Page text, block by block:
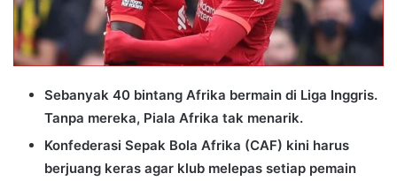
Sebanyak 40 bintang Afrika bermain di Liga Inggris.
Tanpa mereka, Piala Afrika tak menarik.
Konfederasi Sepak Bola Afrika (CAF) kini harus
berjuang keras agar klub melepas setiap pemain